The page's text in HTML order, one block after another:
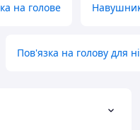
на голове
Пов'язка на голову для